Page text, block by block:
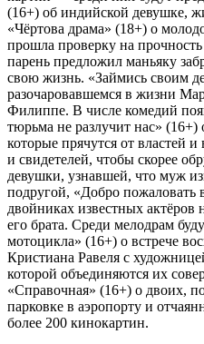
(16+) об индийской девушке,
«Чёртова драма» (18+) о
прошла проверку на
парень предложил маньяку
свою жизнь. «Займись своим
разочаровавшемся в жизни
Филиппе. В числе комедий
тюрьма не разлучит нас»
которые прячутся от властей
и свидетелей, чтобы скорее
девушки, узнавшей, что муж
подругой, «Добро пожаловать
двойниках известных актёров
его брата. Среди мелодрам
мотоцикла» (16+) о встрече
Кристиана Равеля с
которой объединяются их
«Справочная» (16+) о двоих,
парковке в аэропорту и
более 200 кинокартин.